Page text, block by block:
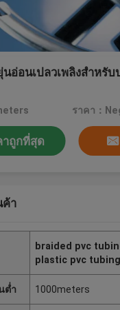
อ่อนเปลวเพลิงสำหรับ
ราคา：
าถูกที่สุด
ค้า
braided pvc
plastic pvc tubing
ต่ำ 1000meters